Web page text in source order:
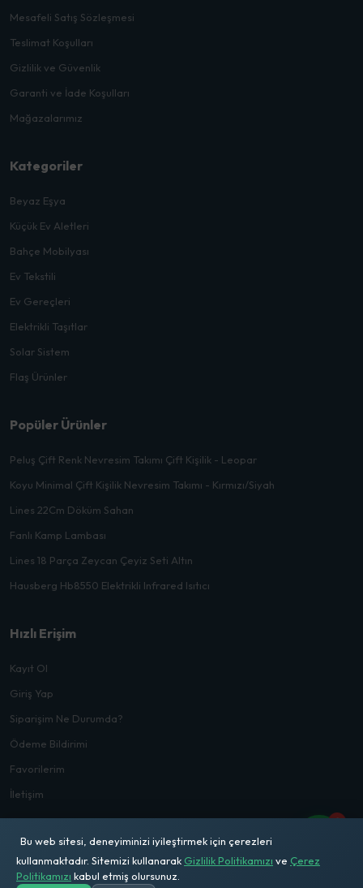
Mesafeli Satış Sözleşmesi
Teslimat Koşulları
Gizlilik ve Güvenlik
Garanti ve İade Koşulları
Mağazalarımız
Kategoriler
Beyaz Eşya
Küçük Ev Aletleri
Bahçe Mobilyası
Ev Tekstili
Ev Gereçleri
Elektrikli Taşıtlar
Solar Sistem
Flaş Ürünler
Popüler Ürünler
Peluş Çift Renk Nevresim Takımı Çift Kişilik - Leopar
Koyu Minimal Çift Kişilik Nevresim Takımı - Kırmızı/Siyah
Lines 22Cm Döküm Sahan
Fanlı Kamp Lambası
Lines 18 Parça Zeycan Çeyiz Seti Altın
Hausberg Hb8550 Elektrikli Infrared Isıtıcı
Hızlı Erişim
Kayıt Ol
Giriş Yap
Siparişim Ne Durumda?
Ödeme Bildirimi
Favorilerim
İletişim
1
Bu web sitesi, deneyiminizi iyileştirmek için çerezleri
kullanmaktadır. Sitemizi kullanarak Gizlilik Politikamızı ve Çerez
Politikamızı kabul etmiş olursunuz.